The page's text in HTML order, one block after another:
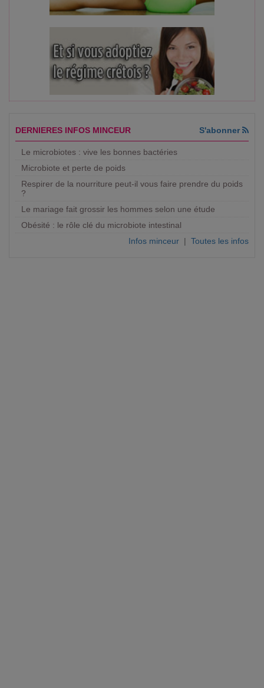
DERNIERES INFOS MINCEUR S'abonner
Le microbiotes : vive les bonnes bactéries
Microbiote et perte de poids
Respirer de la nourriture peut-il vous faire prendre du poids
?
Le mariage fait grossir les hommes selon une étude
Obésité : le rôle clé du microbiote intestinal
Infos minceur | Toutes les infos